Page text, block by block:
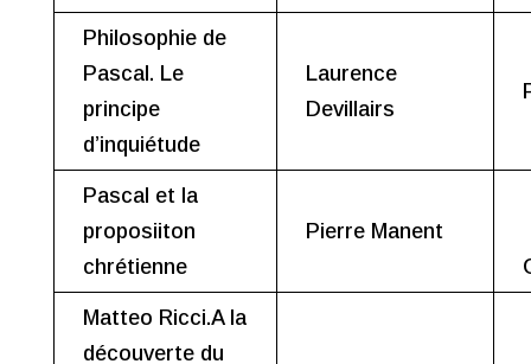
Philosophie de
Pascal. Le
principe
d’inquiétude
Laurence
Devillairs
Pascal et la
proposiiton
chrétienne
Pierre Manent
Matteo Ricci.A la
découverte du